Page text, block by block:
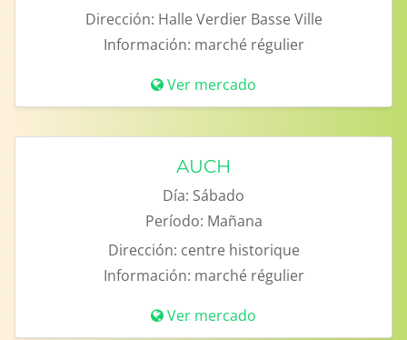
Dirección: Halle Verdier Basse Ville
Información: marché régulier
Ver mercado
AUCH
Día: Sábado
Período: Mañana
Dirección: centre historique
Información: marché régulier
Ver mercado